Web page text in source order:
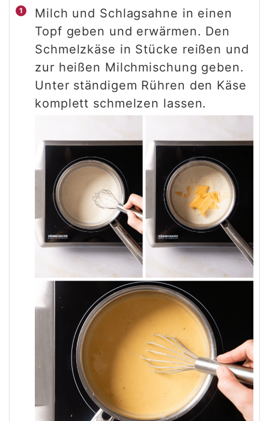
Milch und Schlagsahne in einen
Topf geben und erwärmen. Den
Schmelzkäse in Stücke reißen und
zur heißen Milchmischung geben.
Unter ständigem Rühren den Käse
komplett schmelzen lassen.